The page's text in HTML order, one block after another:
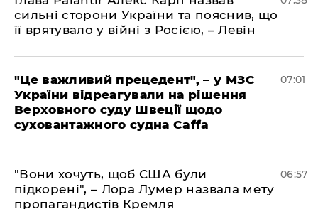
сильні сторони України та пояснив, що
її врятувало у війні з Росією, – Левін
"Це важливий прецедент", – у МЗС
України відреагували на рішення
Верховного суду Швеції щодо
суховантажного судна Caffa
07:01
"Вони хочуть, щоб США були
підкорені", – Лора Лумер назвала мету
пропагандистів Кремля
06:57